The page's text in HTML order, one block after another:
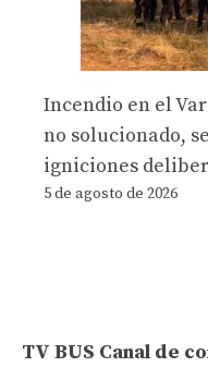
Incendio en el
no solucionado,
igniciones
5 de agosto de 2026
TV BUS Canal de